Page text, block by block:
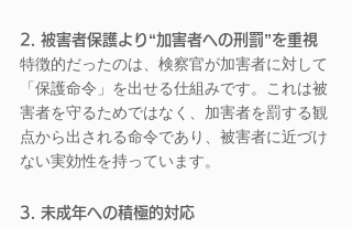
2. 被害者保護より“加害者への刑罰”を重視
特徴的だったのは、検察官が加害者に対して
「保護命令」を出せる仕組みです。これは被
害者を守るためではなく、加害者を罰する観
点から出される命令であり、被害者に近づけ
ない実効性を持っています。
3. 未成年への積極的対応